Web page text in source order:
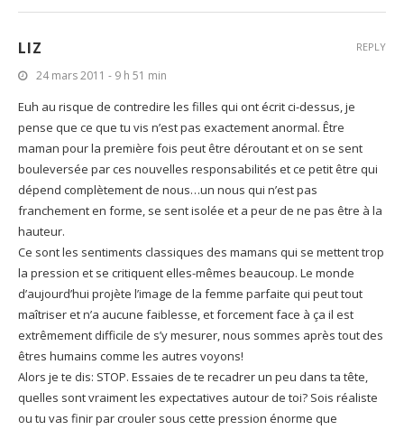
LIZ
24 mars 2011 - 9 h 51 min
Euh au risque de contredire les filles qui ont écrit ci-dessus, je
pense que ce que tu vis n’est pas exactement anormal. Être
maman pour la première fois peut être déroutant et on se sent
bouleversée par ces nouvelles responsabilités et ce petit être qui
dépend complètement de nous…un nous qui n’est pas
franchement en forme, se sent isolée et a peur de ne pas être à la
hauteur.
Ce sont les sentiments classiques des mamans qui se mettent trop
la pression et se critiquent elles-mêmes beaucoup. Le monde
d’aujourd’hui projète l’image de la femme parfaite qui peut tout
maîtriser et n’a aucune faiblesse, et forcement face à ça il est
extrêmement difficile de s’y mesurer, nous sommes après tout des
êtres humains comme les autres voyons!
Alors je te dis: STOP. Essaies de te recadrer un peu dans ta tête,
quelles sont vraiment les expectatives autour de toi? Sois réaliste
ou tu vas finir par crouler sous cette pression énorme que
REPLY